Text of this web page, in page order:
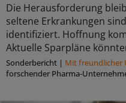
Die Herausforderung
seltene Erkrankungen
identifiziert. Hoffnung
Aktuelle Sparpläne
Sonderbericht | Mit freundlicher
forschender Pharma-